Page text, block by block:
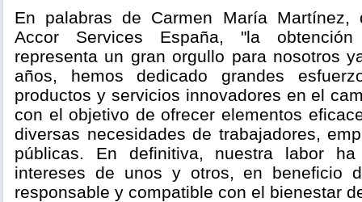
En palabras de Carmen María Martínez,
Accor Services España, "la
representa un gran orgullo para nosotros
años, hemos dedicado grandes
productos y servicios innovadores en el
con el objetivo de ofrecer elementos
diversas necesidades de trabajadores,
públicas. En definitiva, nuestra labor
intereses de unos y otros, en beneficio
responsable y compatible con el bienestar